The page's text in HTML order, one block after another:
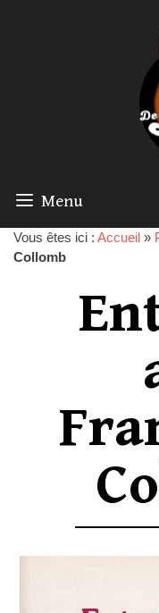
Menu
Vous êtes ici : Accueil »
Collomb